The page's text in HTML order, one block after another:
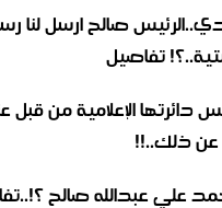
صالح ارسل لنا
تفاصيل
دائرتها الإعلامية من
عن ذلك..!!
علي عبدالله صالح